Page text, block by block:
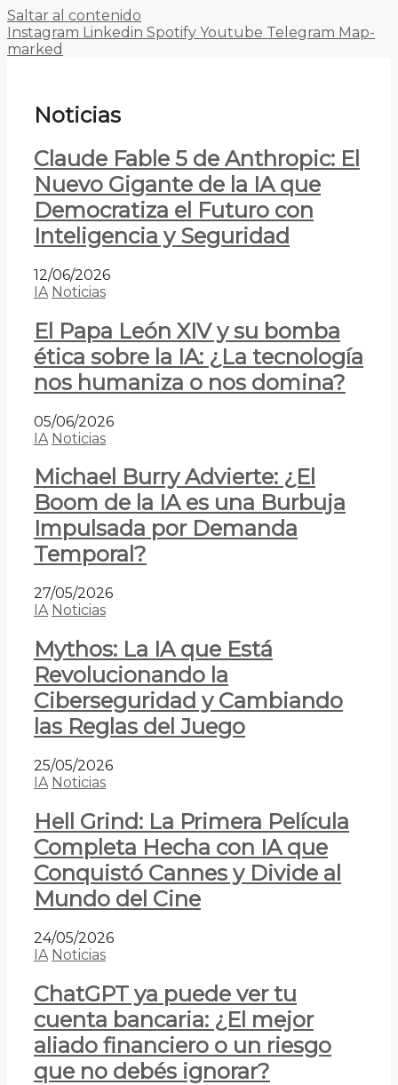
Saltar al contenido
Instagram Linkedin Spotify Youtube Telegram Map-
marked
Noticias
Claude Fable 5 de Anthropic: El
Nuevo Gigante de la IA que
Democratiza el Futuro con
Inteligencia y Seguridad
12/06/2026
IA Noticias
El Papa León XIV y su bomba
ética sobre la IA: ¿La tecnología
nos humaniza o nos domina?
05/06/2026
IA Noticias
Michael Burry Advierte: ¿El
Boom de la IA es una Burbuja
Impulsada por Demanda
Temporal?
27/05/2026
IA Noticias
Mythos: La IA que Está
Revolucionando la
Ciberseguridad y Cambiando
las Reglas del Juego
25/05/2026
IA Noticias
Hell Grind: La Primera Película
Completa Hecha con IA que
Conquistó Cannes y Divide al
Mundo del Cine
24/05/2026
IA Noticias
ChatGPT ya puede ver tu
cuenta bancaria: ¿El mejor
aliado financiero o un riesgo
que no debés ignorar?